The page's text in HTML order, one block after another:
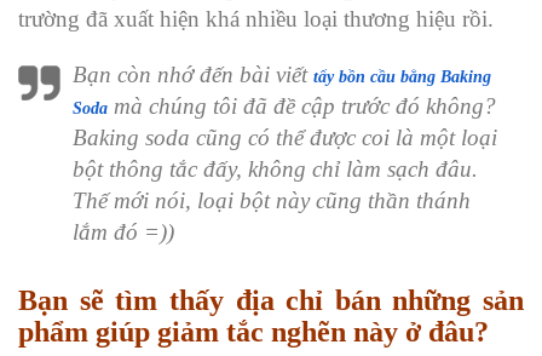
trường đã xuất hiện khá nhiều loại thương hiệu rồi.
Bạn còn nhớ đến bài viết tẩy bồn cầu bằng Baking
Soda mà chúng tôi đã đề cập trước đó không?
Baking soda cũng có thể được coi là một loại
bột thông tắc đấy, không chỉ làm sạch đâu.
Thế mới nói, loại bột này cũng thần thánh
lắm đó =))
Bạn sẽ tìm thấy địa chỉ bán những sản
phẩm giúp giảm tắc nghẽn này ở đâu?